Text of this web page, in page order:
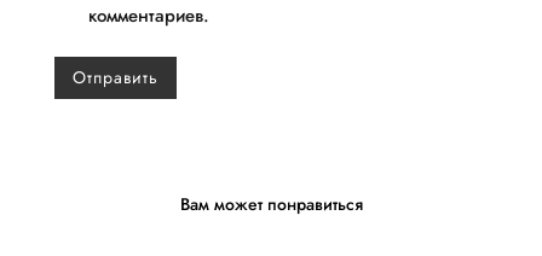
комментариев.
Вам может понравиться